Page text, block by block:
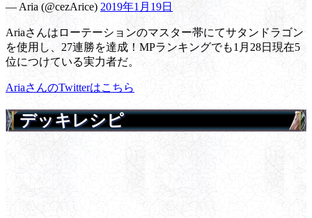
— Aria (@cezArice) 2019年1月19日
Ariaさんはローテーションのマスター帯にてサタンドラゴン
を使用し、27連勝を達成！MPランキングでも1月28日現在5
位につけている実力者だ。
AriaさんのTwitterはこちら
デッキレシピ